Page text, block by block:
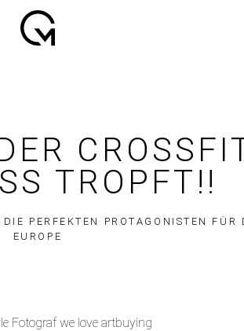
TROPFT!!
PERFEKTEN PROTAGONISTEN FÜR
EUROPE